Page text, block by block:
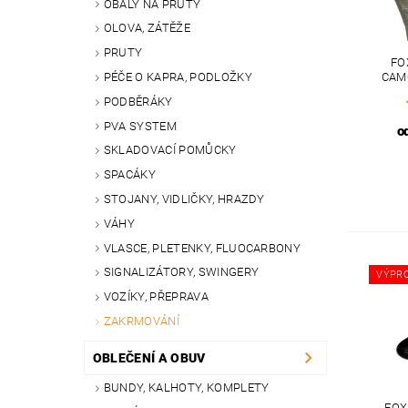
OBALY NA PRUTY
OLOVA, ZÁTĚŽE
PRUTY
PÉČE O KAPRA, PODLOŽKY
PODBĚRÁKY
PVA SYSTEM
SKLADOVACÍ POMŮCKY
SPACÁKY
STOJANY, VIDLIČKY, HRAZDY
VÁHY
VLASCE, PLETENKY, FLUOCARBONY
SIGNALIZÁTORY, SWINGERY
VOZÍKY, PŘEPRAVA
ZAKRMOVÁNÍ
OBLEČENÍ A OBUV
BUNDY, KALHOTY, KOMPLETY